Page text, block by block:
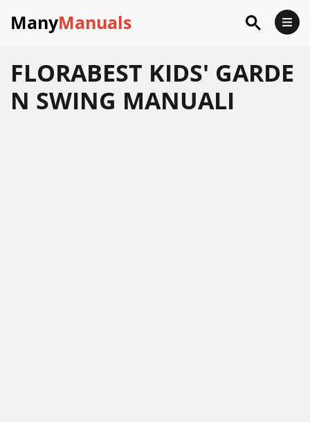
ManyManuals
FLORABEST KIDS' GARDE
N SWING MANUALI